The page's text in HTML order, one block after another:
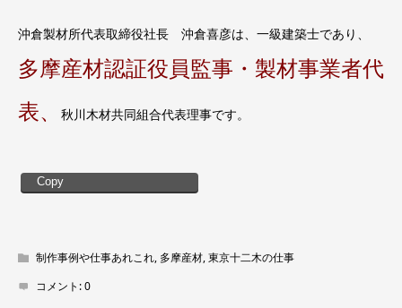
沖倉製材所代表取締役社長 沖倉喜彦は、一級建築士であり、
多摩産材認証役員監事・製材事業者代
表、
秋川木材共同組合代表理事です。
Copy
制作事例や仕事あれこれ, 多摩産材,東京十二木の仕事
コメント:0